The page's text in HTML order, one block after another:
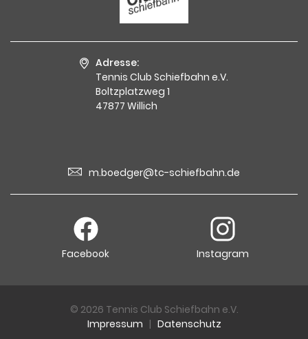
Adresse:
Tennis Club Schiefbahn e.V.
Boltzplatzweg 1
47877 Willich
m.boedger@tc-schiefbahn.de
Facebook Instagram
© 2026 Tennis Club Schiefbahn e.V.
Impressum | Datenschutz